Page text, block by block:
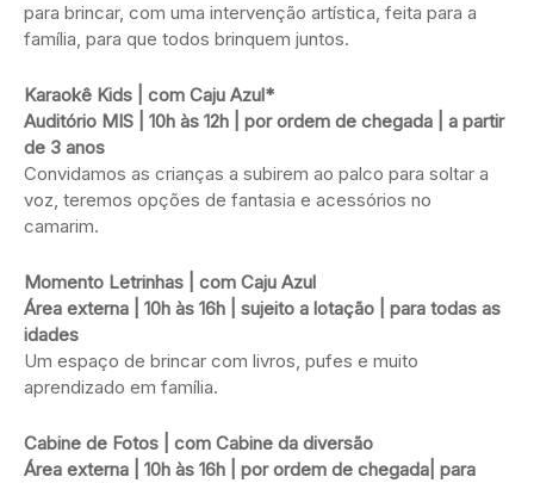
para brincar, com uma intervenção artística, feita para a
família, para que todos brinquem juntos.
Karaokê Kids | com Caju Azul*
Auditório MIS | 10h às 12h | por ordem de chegada | a partir
de 3 anos
Convidamos as crianças a subirem ao palco para soltar a
voz, teremos opções de fantasia e acessórios no
camarim.
Momento Letrinhas | com Caju Azul
Área externa | 10h às 16h | sujeito a lotação | para todas as
idades
Um espaço de brincar com livros, pufes e muito
aprendizado em família.
Cabine de Fotos | com Cabine da diversão
Área externa | 10h às 16h | por ordem de chegada| para